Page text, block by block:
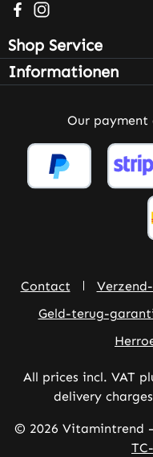
Visit us on Facebook
Check us out on
Shop Service
Informationen
Our payment
Contact
Geld-terug-
All prices incl. VAT
delivery
© 2026 Vitamintrend